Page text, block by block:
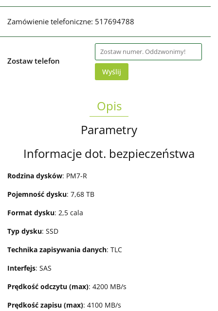
Zamówienie telefoniczne: 517694788
Zostaw telefon
Wyślij
Opis
Parametry
Informacje dot. bezpieczeństwa
Rodzina dysków: PM7-R
Pojemność dysku: 7,68 TB
Format dysku: 2,5 cala
Typ dysku: SSD
Technika zapisywania danych: TLC
Interfejs: SAS
Prędkość odczytu (max): 4200 MB/s
Prędkość zapisu (max): 4100 MB/s